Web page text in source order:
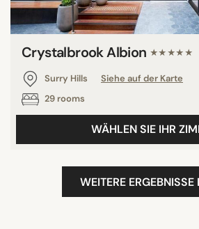
Crystalbrook Albion ★★★★★
Surry Hills
Siehe auf der Karte
29 rooms
WÄHLEN SIE IHR
WEITERE ERGEBNISSE